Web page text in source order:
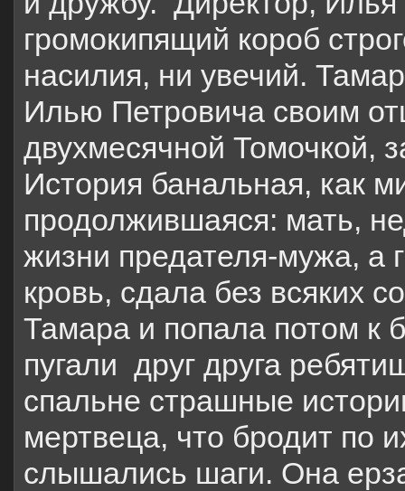
громокипящий короб
насилия, ни увечий.
Илью Петровича своим
двухмесячной Томочкой,
История банальная, как
продолжившаяся: мать,
жизни предателя-мужа, а
кровь, сдала без всяких
Тамара и попала потом к
пугали друг друга
спальне страшные
мертвеца, что бродит по
слышались шаги. Она